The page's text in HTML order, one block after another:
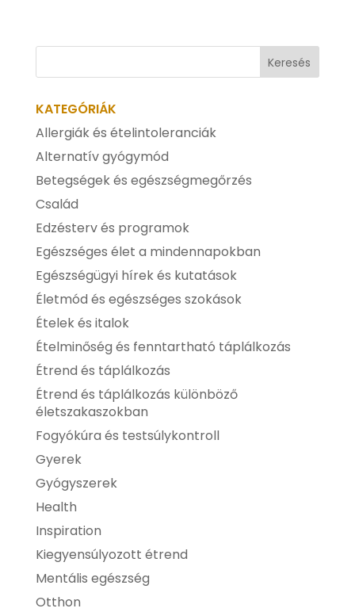
KATEGÓRIÁK
Allergiák és ételintoleranciák
Alternatív gyógymód
Betegségek és egészségmegőrzés
Család
Edzésterv és programok
Egészséges élet a mindennapokban
Egészségügyi hírek és kutatások
Életmód és egészséges szokások
Ételek és italok
Ételminőség és fenntartható táplálkozás
Étrend és táplálkozás
Étrend és táplálkozás különböző
életszakaszokban
Fogyókúra és testsúlykontroll
Gyerek
Gyógyszerek
Health
Inspiration
Kiegyensúlyozott étrend
Mentális egészség
Otthon